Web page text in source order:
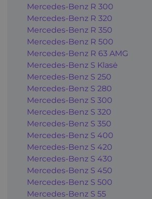
Mercedes-Benz R 300
Mercedes-Benz R 320
Mercedes-Benz R 350
Mercedes-Benz R 500
Mercedes-Benz R 63 AMG
Mercedes-Benz S Klasė
Mercedes-Benz S 250
Mercedes-Benz S 280
Mercedes-Benz S 300
Mercedes-Benz S 320
Mercedes-Benz S 350
Mercedes-Benz S 400
Mercedes-Benz S 420
Mercedes-Benz S 430
Mercedes-Benz S 450
Mercedes-Benz S 500
Mercedes-Benz S 55